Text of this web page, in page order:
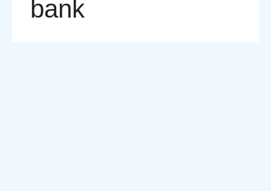
bank